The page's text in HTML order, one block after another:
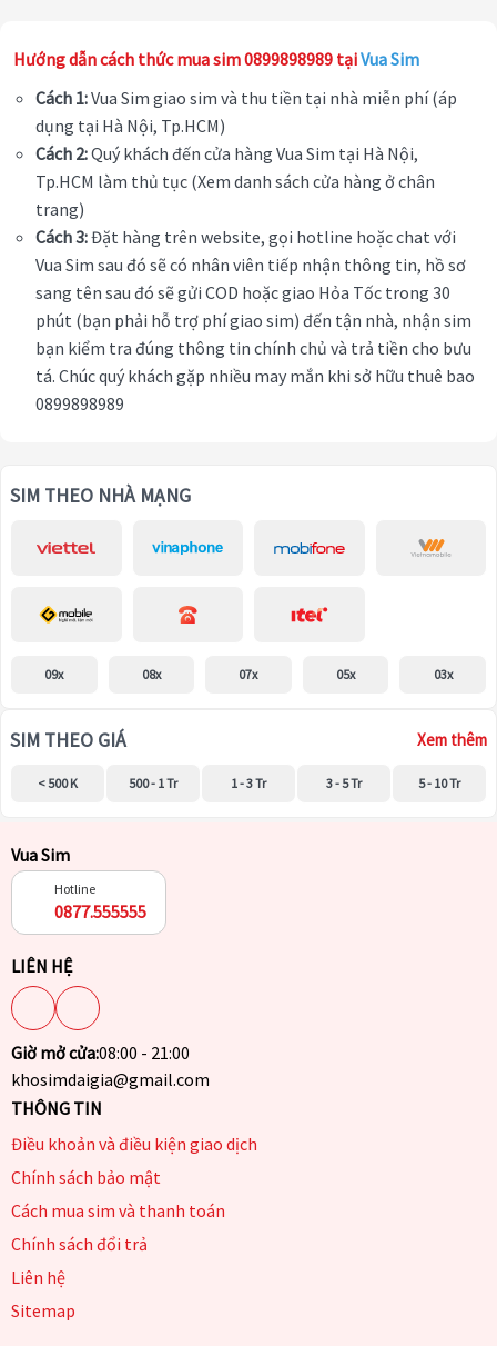
Hướng dẫn cách thức mua sim 0899898989 tạiVua Sim
Cách 1:Vua Sim giao sim và thu tiền tại nhà miễn phí (áp
dụng tại Hà Nội, Tp.HCM)
Cách 2:Quý khách đến cửa hàng Vua Sim tại Hà Nội,
Tp.HCM làm thủ tục (Xem danh sách cửa hàng ở chân
trang)
Cách 3:Đặt hàng trên website, gọi hotline hoặc chat với
Vua Sim sau đó sẽ có nhân viên tiếp nhận thông tin, hồ sơ
sang tên sau đó sẽ gửi COD hoặc giao Hỏa Tốc trong 30
phút (bạn phải hỗ trợ phí giao sim) đến tận nhà, nhận sim
bạn kiểm tra đúng thông tin chính chủ và trả tiền cho bưu
tá. Chúc quý khách gặp nhiều may mắn khi sở hữu thuê bao
0899898989
SIM THEO NHÀ MẠNG
09x 08x 07x 05x 03x
SIM THEO GIÁ Xem thêm
< 500 K 500 - 1 Tr 1 - 3 Tr 3 - 5 Tr 5 - 10 Tr
Vua Sim
Hotline
0877.555555
LIÊN HỆ
Giờ mở cửa:08:00 - 21:00
khosimdaigia@gmail.com
THÔNG TIN
Điều khoản và điều kiện giao dịch
Chính sách bảo mật
Cách mua sim và thanh toán
Chính sách đổi trả
Liên hệ
Sitemap